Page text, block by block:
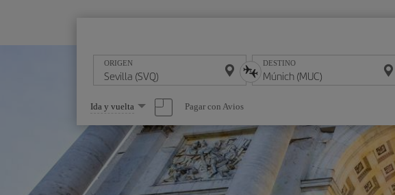
ORIGEN DESTINO
Seleccione
una
opción
Ida y vuelta Pagar con Avios